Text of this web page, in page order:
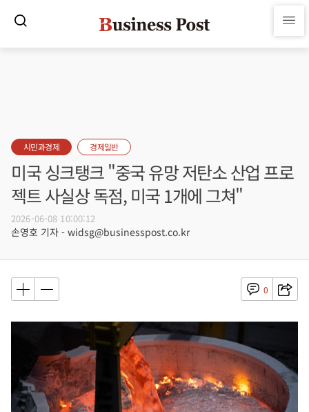
시민과경제 경제일반
미국 싱크탱크 "중국 유망 저탄소 산업 프로
젝트 사실상 독점, 미국 1개에 그쳐"
2026-06-08 10:00:12
손영호 기자 - widsg@businesspost.co.kr
0